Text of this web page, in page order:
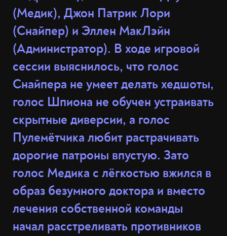
(Медик), Джон Патрик Лори
(Снайпер) и Эллен МакЛэйн
(Администратор). В ходе игровой
сессии выяснилось, что голос
Снайпера не умеет делать хедшоты,
голос Шпиона не обучен устраивать
скрытные диверсии, а голос
Пулемётчика любит растрачивать
дорогие патроны впустую. Зато
голос Медика с лёгкостью вжился в
образ безумного доктора и вместо
лечения собственной команды
начал расстреливать противников